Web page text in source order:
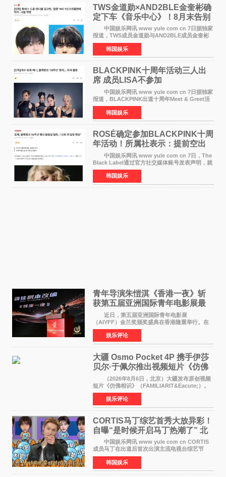
TWS金道勋×AND2BLE金奎彬确
定下车《音乐中心》！8月末告别
MC席位
中国娱乐网讯 www yule com cn 7日据独家
报道，TWS成员金道勋与AND2BLE成员金奎彬
将于8月离开《音乐中心》MC的位置。 金道
勋与金奎彬于去年3月与H2H A-NA一起被选为
《音乐中心》MC，约1
韩国娱乐
BLACKPINK十周年活动三人出
席 成员LISA不参加
中国娱乐网讯 www yule com cn 7日据独家
报道，BLACKPINK出道十周年Meet & Greet活
动将由智秀、ROS&Eacute;、JENNIE出席，
LISA将缺席。 此前BLACKPINK所属社YG并
未为组合出道十周年做
韩国娱乐
ROSÉ确定参加BLACKPINK十周
年活动！所属社表示：提前空出
了时间
中国娱乐网讯 www yule com cn 7日，The
Black Label通过官方社交媒体账号发表声明，就
近期网络上关于ROS&Eacute;个人行程及是否参
加BLACKPINK出道纪念活动的种种猜测作出正
式回应。 Th
韩国娱乐
青年导演朱愷淇《香港一夜》斩
获第五届亚洲国际青年电影展最
佳剧本改编奖
近日，第五届亚洲国际青年电影展
（AIYFF）金兰奖颁奖盛典在香港隆重举行。在
这场汇聚数百位海内外电影人、文化界人士及媒
体代表的亚洲青年影视盛会上，香港本土电影
《香港一夜》（Dawn in Ho
娱乐评论
大疆 Osmo Pocket 4P 携手伊莎
贝尔·于佩尔推出视频短片《仿佛
相识》
（2026年8月6日，北京）大疆发布原创视频
短片《仿佛相识》（FAMILIARIT&Eacute;）。
视频短片由戛纳国际电影节最佳女演员伊莎贝尔·
于佩尔（Isabelle Huppert）主演，全程使用大
疆首款双主摄口
娱乐评论
CORTIS马丁综艺首秀大放异彩！
自曝“是时候开启马丁热潮了” 北
美巡演火热进行中
中国娱乐网讯 www yule com cn CORTIS
成员马丁在出道后首次出演主流电视台综艺节
目，展现了多才多艺的魅力。 马丁出演了5日
播出的MBC《Radio Star》Fashion与Passion
之间，I&lsquo;m
韩国娱乐